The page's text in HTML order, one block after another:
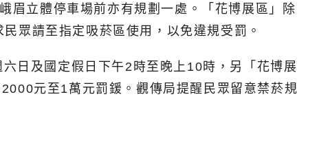
眉立體停車場前亦有規劃一處。「花博展區」除
眾請至指定吸菸區使用，以免違規受罰。
日及國定假日下午2時至晚上10時，另「花博展
元至1萬元罰鍰。觀傳局提醒民眾留意禁菸規